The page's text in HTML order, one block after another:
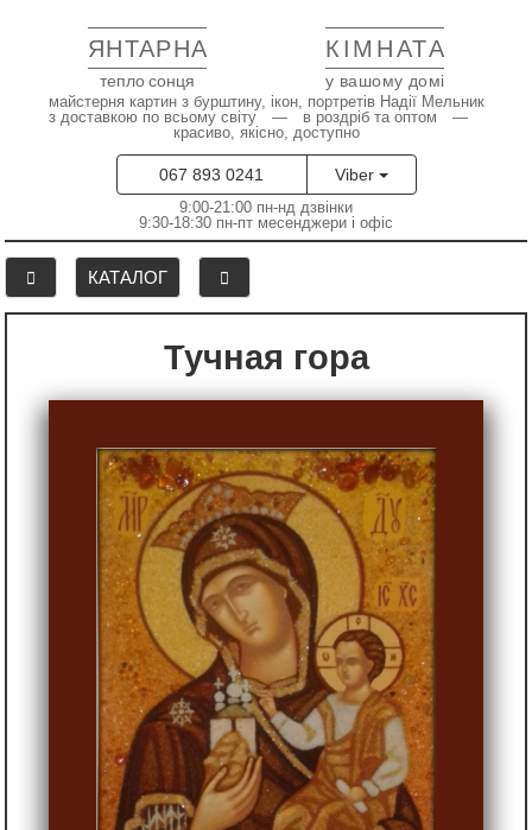
ЯНТАРНА КІМНАТА
тепло сонця у вашому домі
майстерня картин з бурштину, ікон, портретів Надії Мельник
з доставкою по всьому світу — в роздріб та оптом —
красиво, якісно, доступно
067 893 0241 Viber
9:00-21:00 пн-нд дзвінки
9:30-18:30 пн-пт месенджери і офіс
КАТАЛОГ
Тучная гора